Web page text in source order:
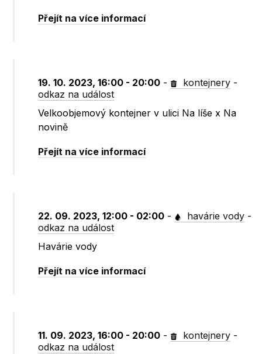
Přejít na více informací
19. 10. 2023, 16:00 - 20:00 - kontejnery -
odkaz na událost
Velkoobjemový kontejner v ulici Na líše x Na
novině
Přejít na více informací
22. 09. 2023, 12:00 - 02:00 - havárie vody -
odkaz na událost
Havárie vody
Přejít na více informací
11. 09. 2023, 16:00 - 20:00 - kontejnery -
odkaz na událost